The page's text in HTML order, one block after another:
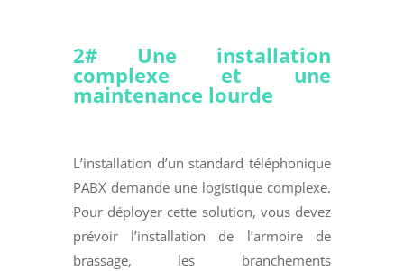
2# Une installation
complexe et une
maintenance lourde
L’installation d’un standard téléphonique
PABX demande une logistique complexe.
Pour déployer cette solution, vous devez
prévoir l’installation de l’armoire de
brassage, les branchements